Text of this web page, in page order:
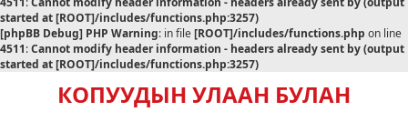
started at [ROOT]/includes/functions.php:3257)
[phpBB Debug] PHP Warning: in file[ROOT]/includes/functions.php on line
4511:Cannot modify header information - headers already sent by (output
started at [ROOT]/includes/functions.php:3257)
КОПУУДЫН УЛААН БУЛАН